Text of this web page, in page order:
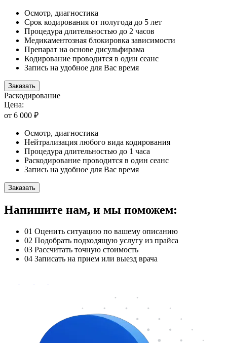
Осмотр, диагностика
Срок кодирования от полугода до 5 лет
Процедура длительностью до 2 часов
Медикаментозная блокировка зависимости
Препарат на основе дисульфирама
Кодирование проводится в один сеанс
Запись на удобное для Вас время
Заказать
Раскодирование
Цена:
от 6 000 ₽
Осмотр, диагностика
Нейтрализация любого вида кодирования
Процедура длительностью до 1 часа
Раскодирование проводится в один сеанс
Запись на удобное для Вас время
Заказать
Напишите нам, и мы поможем:
01 Оценить ситуацию по вашему описанию
02 Подобрать подходящую услугу из прайса
03 Рассчитать точную стоимость
04 Записать на прием или выезд врача